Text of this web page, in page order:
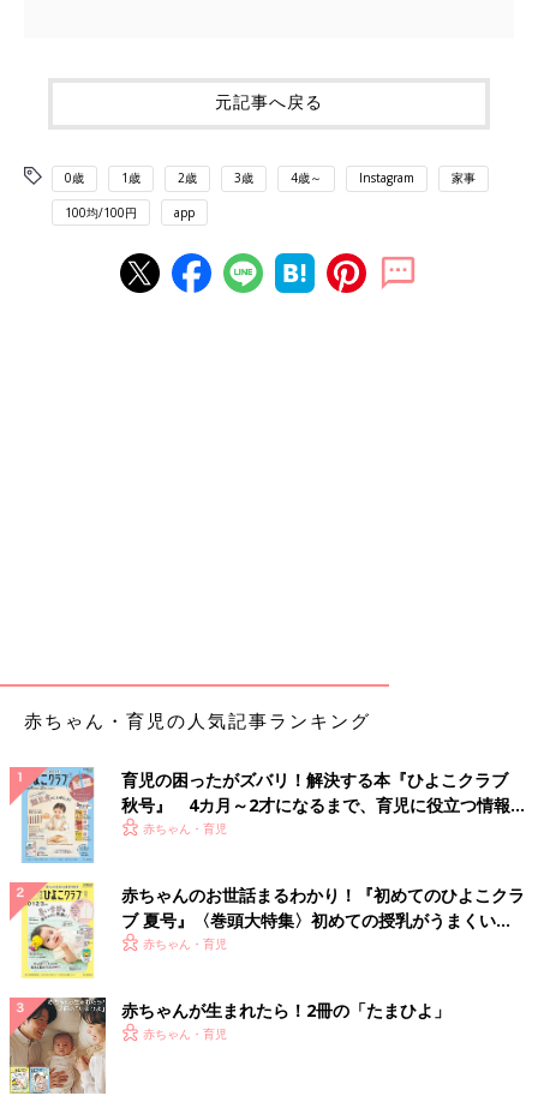
元記事へ戻る
0歳 1歳 2歳 3歳 4歳～ Instagram 家事
100均/100円 app
赤ちゃん・育児の人気記事ランキング
育児の困ったがズバリ！解決する本『ひよこクラブ
秋号』 4カ月～2才になるまで、育児に役立つ情報が
いっぱい！
赤ちゃん・育児
赤ちゃんのお世話まるわかり！『初めてのひよこクラ
ブ 夏号』〈巻頭大特集〉初めての授乳がうまくい
く！ おっぱい・ミルクの基本と夏のトラブル 解決テ
赤ちゃん・育児
赤ちゃんが生まれたら！2冊の「たまひよ」
赤ちゃん・育児